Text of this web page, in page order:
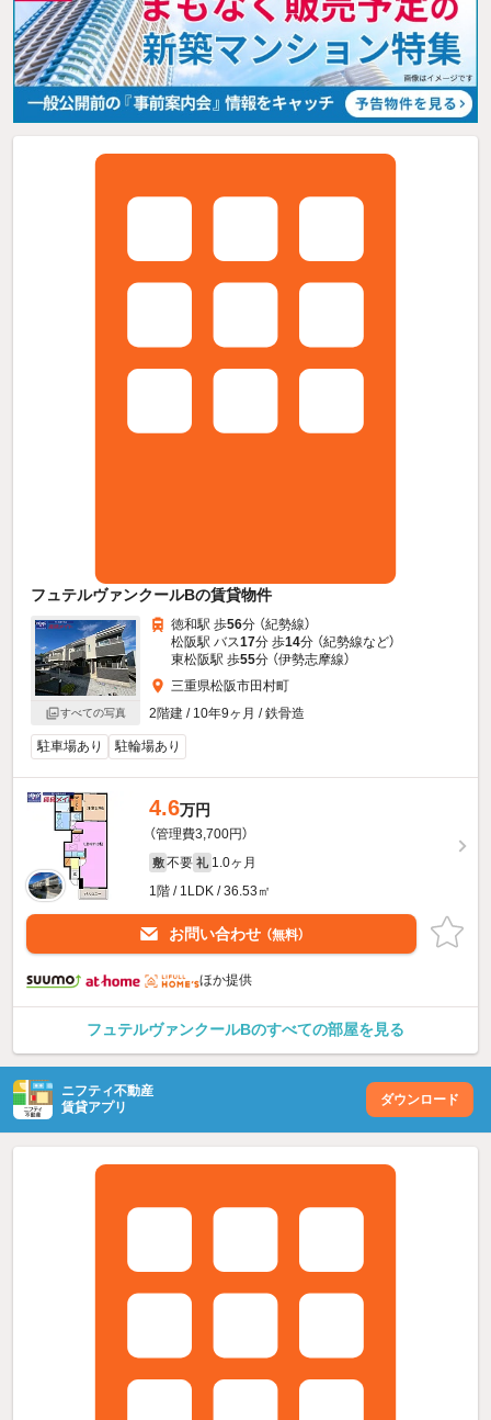
フュテルヴァンクールBの賃貸物件
すべての写真
徳和駅 歩56分 （紀勢線）
松阪駅 バス17分 歩14分 （紀勢線など）
東松阪駅 歩55分 （伊勢志摩線）
三重県松阪市田村町
2階建 / 10年9ヶ月 / 鉄骨造
駐車場あり 駐輪場あり
4.6万円
（管理費3,700円）
敷 不要 礼 1.0ヶ月
1階 / 1LDK / 36.53㎡
お問い合わせ （無料）
ほか提供
フュテルヴァンクールBのすべての部屋を見る
ニフティ不動産
賃貸アプリ
ダウンロード